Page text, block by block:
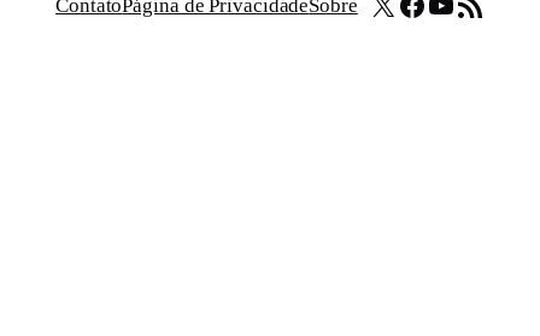
ContatoPágina de PrivacidadeSobre